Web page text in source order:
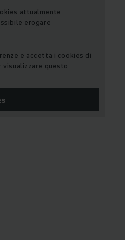
attualmente
erogare
e accetta i cookies di
visualizzare questo